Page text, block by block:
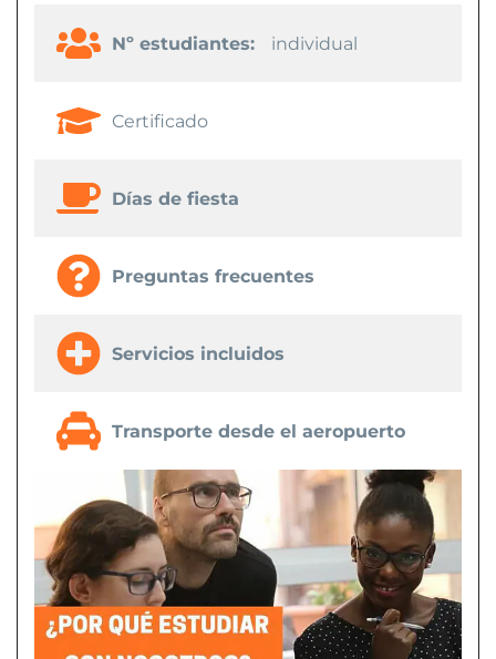
Nº estudiantes: individual
Certificado
Días de fiesta
Preguntas frecuentes
Servicios incluidos
Transporte desde el aeropuerto